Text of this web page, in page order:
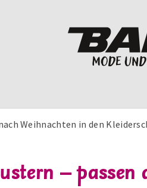
Weihnachten in den
– passen